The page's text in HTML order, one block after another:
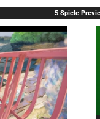
5 Spiele